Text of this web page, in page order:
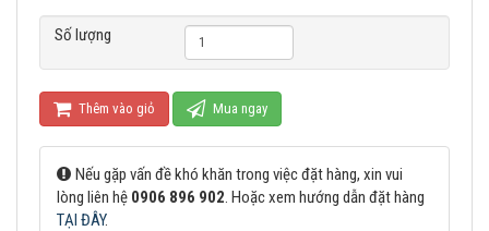
Số lượng
Thêm vào giỏ Mua ngay
Nếu gặp vấn đề khó khăn trong việc đặt hàng, xin vui
lòng liên hệ 0906 896 902. Hoặc xem hướng dẫn đặt hàng
TẠI ĐÂY.